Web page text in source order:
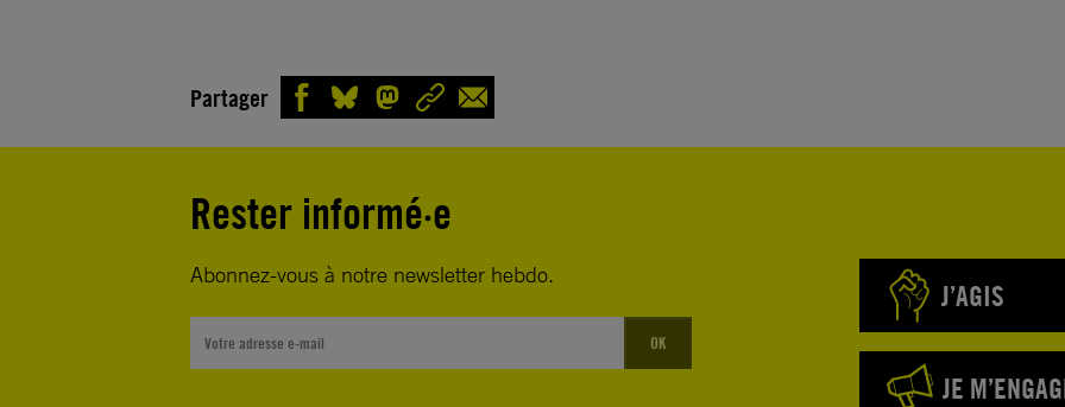
Partager
Rester informé·e
Abonnez-vous à notre newsletter hebdo.
OK
J’AGIS
JE